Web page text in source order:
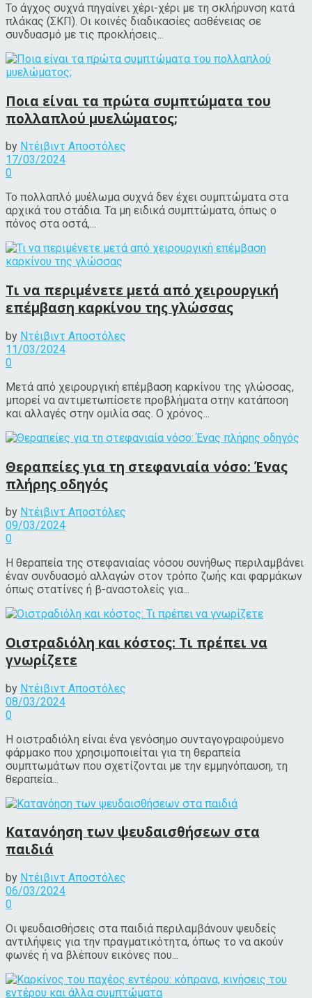
Το άγχος συχνά πηγαίνει χέρι-χέρι με τη σκλήρυνση κατά
πλάκας (ΣΚΠ). Οι κοινές διαδικασίες ασθένειας σε
συνδυασμό με τις προκλήσεις...
Ποια είναι τα πρώτα συμπτώματα του
πολλαπλού μυελώματος;
by Ντέιβιντ Αποστόλες
17/03/2024
0
Το πολλαπλό μυέλωμα συχνά δεν έχει συμπτώματα στα
αρχικά του στάδια. Τα μη ειδικά συμπτώματα, όπως ο
πόνος στα οστά,...
Τι να περιμένετε μετά από χειρουργική
επέμβαση καρκίνου της γλώσσας
by Ντέιβιντ Αποστόλες
11/03/2024
0
Μετά από χειρουργική επέμβαση καρκίνου της γλώσσας,
μπορεί να αντιμετωπίσετε προβλήματα στην κατάποση
και αλλαγές στην ομιλία σας. Ο χρόνος...
Θεραπείες για τη στεφανιαία νόσο: Ένας
πλήρης οδηγός
by Ντέιβιντ Αποστόλες
09/03/2024
0
Η θεραπεία της στεφανιαίας νόσου συνήθως περιλαμβάνει
έναν συνδυασμό αλλαγών στον τρόπο ζωής και φαρμάκων
όπως στατίνες ή β-αναστολείς για...
Οιστραδιόλη και κόστος: Τι πρέπει να
γνωρίζετε
by Ντέιβιντ Αποστόλες
08/03/2024
0
Η οιστραδιόλη είναι ένα γενόσημο συνταγογραφούμενο
φάρμακο που χρησιμοποιείται για τη θεραπεία
συμπτωμάτων που σχετίζονται με την εμμηνόπαυση, τη
θεραπεία...
Κατανόηση των ψευδαισθήσεων στα
παιδιά
by Ντέιβιντ Αποστόλες
06/03/2024
0
Οι ψευδαισθήσεις στα παιδιά περιλαμβάνουν ψευδείς
αντιλήψεις για την πραγματικότητα, όπως το να ακούν
φωνές ή να βλέπουν εικόνες που...